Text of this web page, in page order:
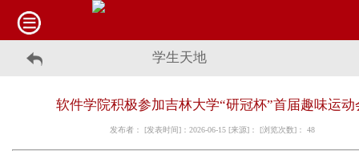
学生天地
软件学院积极参加吉林大学“研冠杯”首届趣味运动
发布者： [发表时间]：2026-06-15 [来源]： [浏览次数]： 48